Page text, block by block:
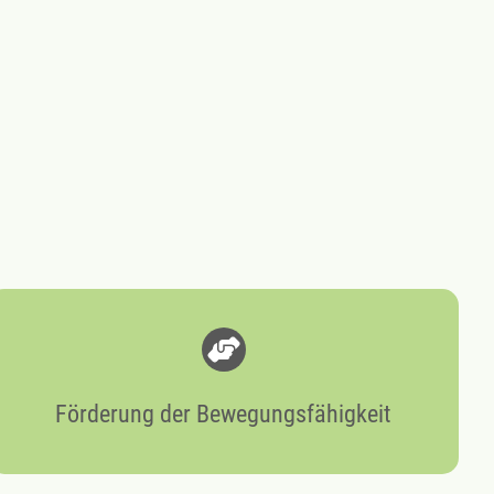
Förderung der Bewegungsfähigkeit